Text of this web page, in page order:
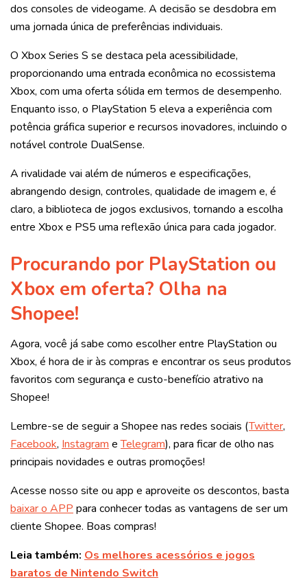
dos consoles de videogame. A decisão se desdobra em
uma jornada única de preferências individuais.
O Xbox Series S se destaca pela acessibilidade,
proporcionando uma entrada econômica no ecossistema
Xbox, com uma oferta sólida em termos de desempenho.
Enquanto isso, o PlayStation 5 eleva a experiência com
potência gráfica superior e recursos inovadores, incluindo o
notável controle DualSense.
A rivalidade vai além de números e especificações,
abrangendo design, controles, qualidade de imagem e, é
claro, a biblioteca de jogos exclusivos, tornando a escolha
entre Xbox e PS5 uma reflexão única para cada jogador.
Procurando por PlayStation ou
Xbox em oferta? Olha na
Shopee!
Agora, você já sabe como escolher entre PlayStation ou
Xbox, é hora de ir às compras e encontrar os seus produtos
favoritos com segurança e custo-benefício atrativo na
Shopee!
Lembre-se de seguir a Shopee nas redes sociais (Twitter,
Facebook, InstagrameTelegram), para ficar de olho nas
principais novidades e outras promoções!
Acesse nosso site ou app e aproveite os descontos, basta
baixar o APPpara conhecer todas as vantagens de ser um
cliente Shopee. Boas compras!
Leia também: Os melhores acessórios e jogos
baratos de Nintendo Switch